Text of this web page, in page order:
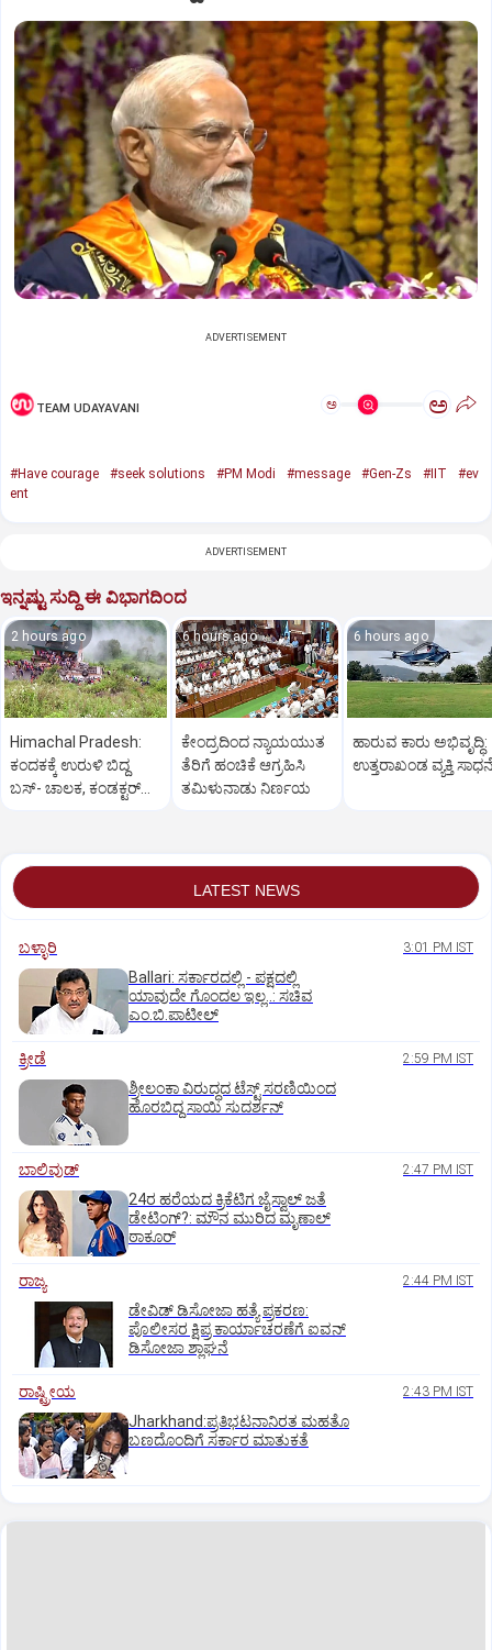
ADVERTISEMENT
TEAM UDAYAVANI ಅ ಅ
#Have courage #seek solutions #PM Modi #message #Gen-Zs #IIT
#ev
ent
ADVERTISEMENT
ಇನ್ನಷ್ಟು ಸುದ್ದಿ ಈ ವಿಭಾಗದಿಂದ
2 hours ago
Himachal Pradesh:
ಕಂದಕಕ್ಕೆ ಉರುಳಿ ಬಿದ್ದ
ಬಸ್-‌ ಚಾಲಕ, ಕಂಡಕ್ಟರ್‌
6 hours ago
ಕೇಂದ್ರದಿಂದ ನ್ಯಾಯಯುತ
ತೆರಿಗೆ ಹಂಚಿಕೆ ಆಗ್ರಹಿಸಿ
ತಮಿಳುನಾಡು ನಿರ್ಣಯ
6 hours ago
ಹಾರುವ ಕಾರು ಅಭಿವೃದ್ಧಿ:
ಉತ್ತರಾಖಂಡ ವ್ಯಕ್ತಿ
LATEST NEWS
ಬಳ್ಳಾರಿ 3:01 PM IST
Ballari: ಸರ್ಕಾರದಲ್ಲಿ - ಪಕ್ಷದಲ್ಲಿ
ಯಾವುದೇ ಗೊಂದಲ ಇಲ್ಲ..: ಸಚಿವ
ಎಂ.ಬಿ.ಪಾಟೀಲ್
ಕ್ರೀಡೆ 2:59 PM IST
ಶ್ರೀಲಂಕಾ ವಿರುದ್ಧದ ಟೆಸ್ಟ್ ಸರಣಿಯಿಂದ
ಹೊರಬಿದ್ದ ಸಾಯಿ ಸುದರ್ಶನ್
ಬಾಲಿವುಡ್‌ 2:47 PM IST
24ರ ಹರೆಯದ ಕ್ರಿಕೆಟಿಗ ಜೈಸ್ವಾಲ್‌ ಜತೆ
ಡೇಟಿಂಗ್?:‌ ಮೌನ ಮುರಿದ ಮೃಣಾಲ್‌
ಠಾಕೂರ್
ರಾಜ್ಯ 2:44 PM IST
ಡೇವಿಡ್ ಡಿಸೋಜಾ ಹತ್ಯೆ ಪ್ರಕರಣ:
ಪೊಲೀಸರ ಕ್ಷಿಪ್ರ ಕಾರ್ಯಾಚರಣೆಗೆ ಐವನ್
ಡಿಸೋಜಾ ಶ್ಲಾಘನೆ
ರಾಷ್ಟ್ರೀಯ 2:43 PM IST
Jharkhand:ಪ್ರತಿಭಟನಾನಿರತ ಮಹತೊ
ಬಣದೊಂದಿಗೆ ಸರ್ಕಾರ ಮಾತುಕತೆ